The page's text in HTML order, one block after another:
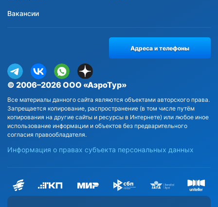
Вакансии
© 2006–2026 ООО «АэроТур»
Все материалы данного сайта являются объектами авторского права.
Запрещается копирование, распространение (в том числе путём
копирования на другие сайты и ресурсы в Интернете) или любое иное
использование информации и объектов без предварительного
согласия правообладателя.
Информация о правах субъекта персональных данных
Адреса и телефоны